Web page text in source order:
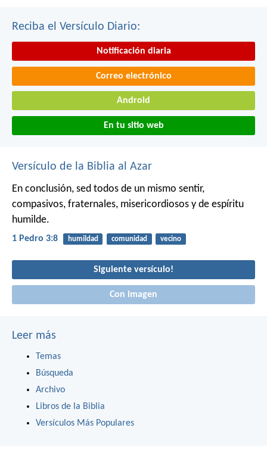
Reciba el Versículo Diario:
Notificación diaria
Correo electrónico
Android
En tu sitio web
Versículo de la Biblia al Azar
En conclusión, sed todos de un mismo sentir,
compasivos, fraternales, misericordiosos y de espíritu
humilde.
1 Pedro 3:8 humildad comunidad vecino
Siguiente versículo!
Con imagen
Leer más
Temas
Búsqueda
Archivo
Libros de la Biblia
Versículos Más Populares